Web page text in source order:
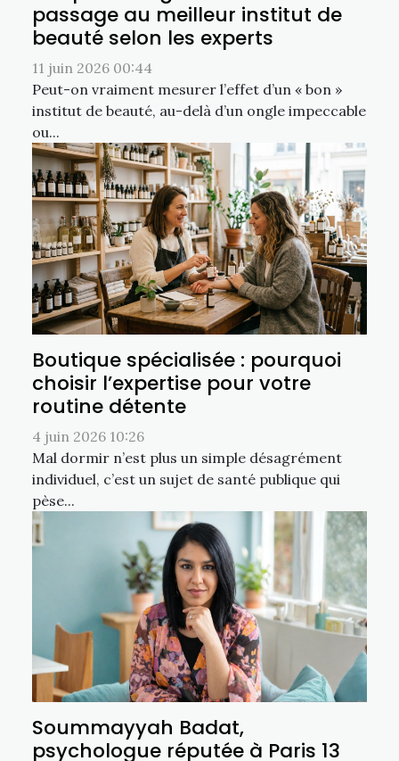
passage au meilleur institut de
beauté selon les experts
11 juin 2026 00:44
Peut-on vraiment mesurer l’effet d’un « bon »
institut de beauté, au-delà d’un ongle impeccable
ou...
Boutique spécialisée : pourquoi
choisir l’expertise pour votre
routine détente
4 juin 2026 10:26
Mal dormir n’est plus un simple désagrément
individuel, c’est un sujet de santé publique qui
pèse...
Soummayyah Badat,
psychologue réputée à Paris 13